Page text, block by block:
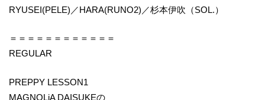
RYUSEI(PELE)／HARA(RUNO2)／杉本伊吹（SOL.）
＝＝＝＝＝＝＝＝＝＝＝＝
REGULAR
PREPPY LESSON1
MAGNOLiA DAISUKEの